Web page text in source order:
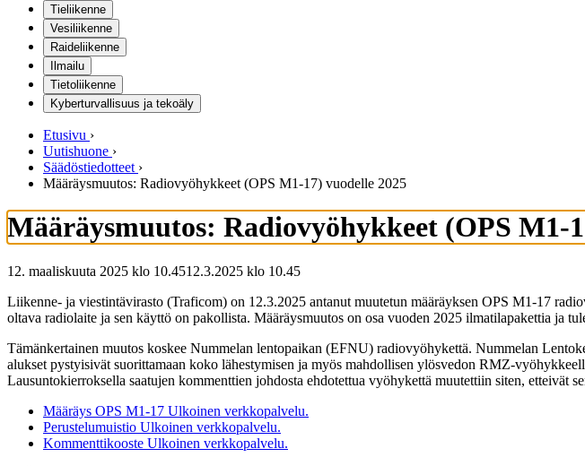
Tieliikenne
Vesiliikenne
Raideliikenne
Ilmailu
Tietoliikenne
Kyberturvallisuus ja tekoäly
Etusivu ›
Uutishuone ›
Säädöstiedotteet ›
Määräysmuutos: Radiovyöhykkeet (OPS M1-17) vuodelle 2025
Määräysmuutos: Radiovyöhykkeet (OPS M1-
12. maaliskuuta 2025 klo 10.4512.3.2025 klo 10.45
Liikenne- ja viestintävirasto (Traficom) on 12.3.2025 antanut muutetun määräyksen OPS M1-17
oltava radiolaite ja sen käyttö on pakollista. Määräysmuutos on osa vuoden 2025 ilmatilapakettia ja
Tämänkertainen muutos koskee Nummelan lentopaikan (EFNU) radiovyöhykettä. Nummelan
alukset pystyisivät suorittamaan koko lähestymisen ja myös mahdollisen ylösvedon RMZ-
Lausuntokierroksella saatujen kommenttien johdosta ehdotettua vyöhykettä muutettiin siten, etteivät
Määräys OPS M1-17 Ulkoinen verkkopalvelu.
Perustelumuistio Ulkoinen verkkopalvelu.
Kommenttikooste Ulkoinen verkkopalvelu.